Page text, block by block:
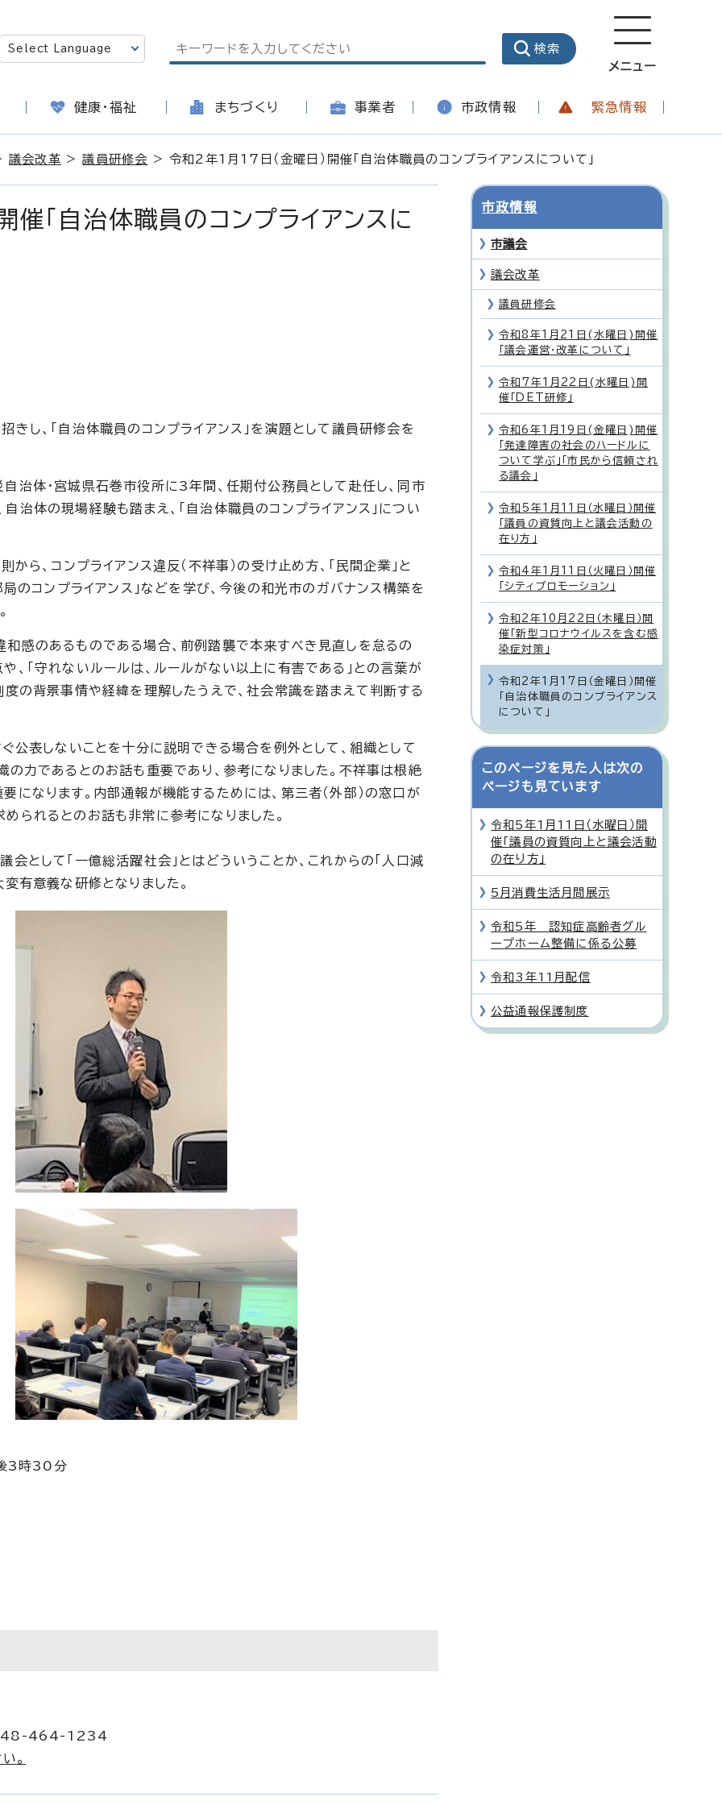
メニュー
健康・福祉 まちづくり 事業者 市政情報 緊急情報
議会改革 >議員研修会 > 令和2年1月17日（金曜日）開催「自治体職員のコンプライアンスについて」
「自治体職員のコンプライアンスに
、「自治体職員のコンプライアンス」を演題として議員研修会を
治体・宮城県石巻市役所に3年間、任期付公務員として赴任し、同市
治体の現場経験も踏まえ、「自治体職員のコンプライアンス」につい
ら、コンプライアンス違反（不祥事）の受け止め方、「民間企業」と
局のコンプライアンス」などを学び、今後の和光市のガバナンス構築を
感のあるものである場合、前例踏襲で本来すべき見直しを怠るの
、「守れないルールは、ルールがない以上に有害である」との言葉が
度の背景事情や経緯を理解したうえで、社会常識を踏まえて判断する
ぐ公表しないことを十分に説明できる場合を例外として、組織として
の力であるとのお話も重要であり、参考になりました。不祥事は根絶
になります。内部通報が機能するためには、第三者（外部）の窓口が
られるとのお話も非常に参考になりました。
として「一億総活躍社会」とはどういうことか、これからの「人口減
有意義な研修となりました。
3時30分
048-464-1234
。
市政情報
市議会
議会改革
議員研修会
令和8年1月21日(水曜日)開催
「議会運営・改革について」
令和7年1月22日(水曜日)開
催「DET研修」
令和6年1月19日(金曜日)開催
「発達障害の社会のハードルに
ついて学ぶ」「市民から信頼され
る議会」
令和5年1月11日（水曜日）開催
「議員の資質向上と議会活動の
在り方」
令和4年1月11日（火曜日）開催
「シティプロモーション」
令和2年10月22日（木曜日）開
催「新型コロナウイルスを含む感
染症対策」
令和2年1月17日（金曜日）開催
「自治体職員のコンプライアンス
について」
このページを見た人は次の
ページも見ています
令和5年1月11日（水曜日）開
催「議員の資質向上と議会活動
の在り方」
5月消費生活月間展示
令和5年 認知症高齢者グル
ープホーム整備に係る公募
令和3年11月配信
公益通報保護制度